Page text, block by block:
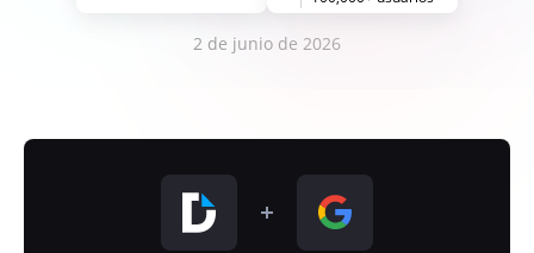
2 de junio de 2026